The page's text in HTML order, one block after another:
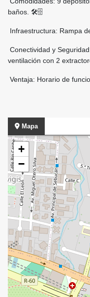
baños. 🛠️🗄️
Infraestructura: Rampa
Conectividad y
ventilación con 2
Ventaja: Horario de
Mapa
+
−